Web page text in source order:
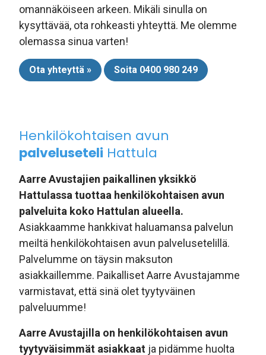
omannäköiseen arkeen. Mikäli sinulla on
kysyttävää, ota rohkeasti yhteyttä. Me olemme
olemassa sinua varten!
Ota yhteyttä » Soita 0400 980 249
Henkilökohtaisen avun
palveluseteli Hattula
Aarre Avustajien paikallinen yksikkö
Hattulassa tuottaa henkilökohtaisen avun
palveluita koko Hattulan alueella.
Asiakkaamme hankkivat haluamansa palvelun
meiltä henkilökohtaisen avun palvelusetelillä.
Palvelumme on täysin maksuton
asiakkaillemme. Paikalliset Aarre Avustajamme
varmistavat, että sinä olet tyytyväinen
palveluumme!
Aarre Avustajilla on henkilökohtaisen avun
tyytyväisimmät asiakkaat ja pidämme huolta